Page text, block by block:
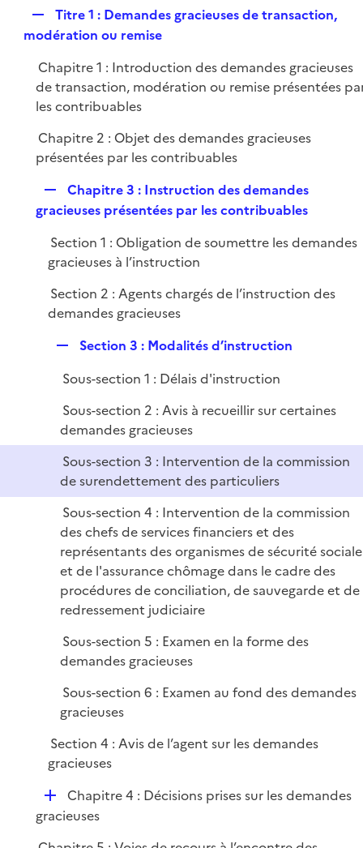
e
r
e
r
p
l
e
r
e
l
i
e
r
Titre 1 : Demandes gracieuses de transaction,
modération ou remise
Chapitre 1 : Introduction des demandes gracieuses
de transaction, modération ou remise présentées
les contribuables
Chapitre 2 : Objet des demandes gracieuses
présentées par les contribuables
e
l
i
Chapitre 3 : Instruction des demandes
gracieuses présentées par les contribuables
Section 1 : Obligation de soumettre les demandes
gracieuses à l’instruction
Section 2 : Agents chargés de l’instruction des
demandes gracieuses
p
e
r
Section 3 : Modalités d’instruction
Sous-section 1 : Délais d'instruction
Sous-section 2 : Avis à recueillir sur certaines
demandes gracieuses
Sous-section 3 : Intervention de la commission
de surendettement des particuliers
Sous-section 4 : Intervention de la commission
des chefs de services financiers et des
représentants des organismes de sécurité sociale
et de l'assurance chômage dans le cadre des
procédures de conciliation, de sauvegarde et de
redressement judiciaire
Sous-section 5 : Examen en la forme des
demandes gracieuses
Sous-section 6 : Examen au fond des demandes
gracieuses
Section 4 : Avis de l’agent sur les demandes
gracieuses
D
é
Chapitre 4 : Décisions prises sur les demandes
gracieuses